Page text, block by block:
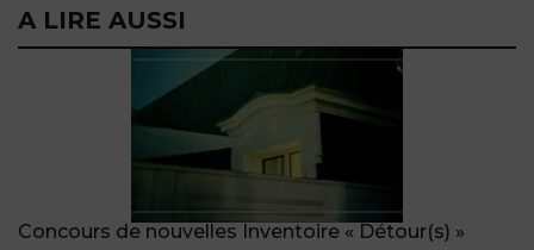
A LIRE AUSSI
Concours de nouvelles Inventoire « Détour(s) »